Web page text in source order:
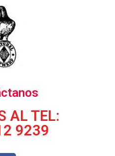
AL TEL:
9239